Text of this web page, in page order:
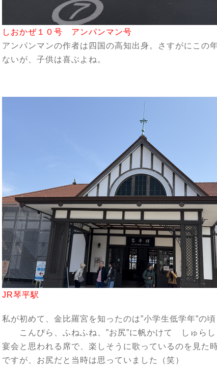
しおかぜ１０号 アンパンマン号
アンパンマンの作者は四国の高知出身。さすがにこの
ないが、子供は喜ぶよね。
JR琴平駅
私が初めて、金比羅宮を知ったのは”小学生低学年”の
こんぴら、ふねふね、”お尻”に帆かけて しゅらし
宴会と思われる席で、楽しそうに歌っているのを見た
ですが、お尻だと当時は思っていました（笑）